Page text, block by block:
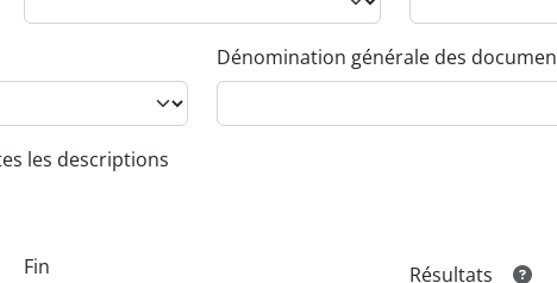
Dénomination générale des
les descriptions
Fin
Résultats